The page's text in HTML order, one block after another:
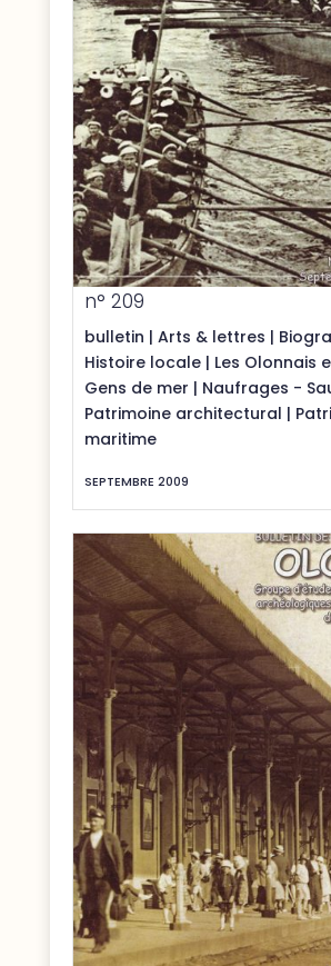
n° 209
bulletin | Arts & lettres |
Histoire locale| Les Olonnais
Gens de mer | Naufrages -
Patrimoine architectural |
maritime
SEPTEMBRE 2009